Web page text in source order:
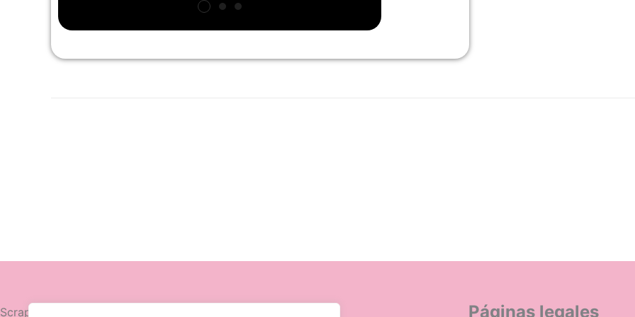
Scrapttina, tienda especializada en Páginas legales